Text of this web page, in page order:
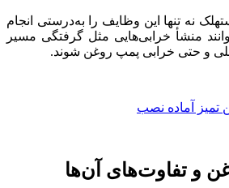
نه تنها این وظایف را به‌درستی انجام
منشأ خرابی‌هایی مثل گرفتگی مسیر
و حتی خرابی پمپ روغن شوند.